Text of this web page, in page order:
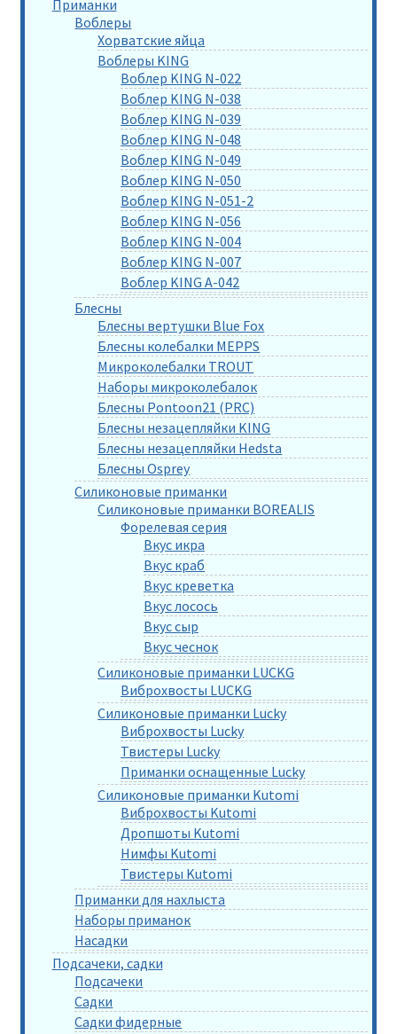
Приманки
Воблеры
Хорватские яйца
Воблеры KING
Воблер KING N-022
Воблер KING N-038
Воблер KING N-039
Воблер KING N-048
Воблер KING N-049
Воблер KING N-050
Воблер KING N-051-2
Воблер KING N-056
Воблер KING N-004
Воблер KING N-007
Воблер KING A-042
Блесны
Блесны вертушки Blue Fox
Блесны колебалки MEPPS
Микроколебалки TROUT
Наборы микроколебалок
Блесны Pontoon21 (PRC)
Блесны незацепляйки KING
Блесны незацепляйки Hedsta
Блесны Osprey
Силиконовые приманки
Силиконовые приманки BOREALIS
Форелевая серия
Вкус икра
Вкус краб
Вкус креветка
Вкус лосось
Вкус сыр
Вкус чеснок
Силиконовые приманки LUCKG
Виброхвосты LUCKG
Силиконовые приманки Lucky
Виброхвосты Lucky
Твистеры Lucky
Приманки оснащенные Lucky
Силиконовые приманки Kutomi
Виброхвосты Kutomi
Дропшоты Kutomi
Нимфы Kutomi
Твистеры Kutomi
Приманки для нахлыста
Наборы приманок
Насадки
Подсачеки, садки
Подсачеки
Садки
Садки фидерные